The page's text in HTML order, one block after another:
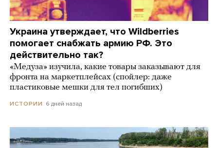
Украина утверждает, что Wildberries
помогает снабжать армию РФ. Это
действительно так?
«Медуза» изучила, какие товары заказывают для
фронта на маркетплейсах (спойлер: даже
пластиковые мешки для тел погибших)
ИСТОРИИ 6 дней назад